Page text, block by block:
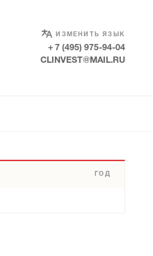
ИЗМЕНИТЬ ЯЗЫК
SELECT LANGUAGE
+ 7 (495) 975-94-04
CLINVEST@MAIL.RU
ГОД